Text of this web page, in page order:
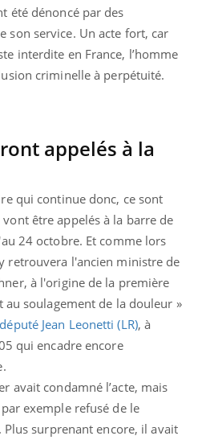
été dénoncé par des
son service. Un acte fort, car
interdite en France, l’homme
criminelle à perpétuité.
appelés à la
qui continue donc, ce sont
être appelés à la barre de
24 octobre. Et comme lors
retrouvera l'ancien ministre de
à l'origine de la première
soulagement de la douleur »
député Jean Leonetti (LR), à
qui encadre encore
avait condamné l’acte, mais
exemple refusé de le
Plus surprenant encore, il avait